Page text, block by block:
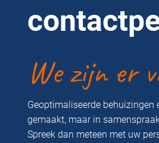
We zijn er
Geoptimaliseerde behuizingen
gemaakt, maar in
Spreek dan meteen met uw